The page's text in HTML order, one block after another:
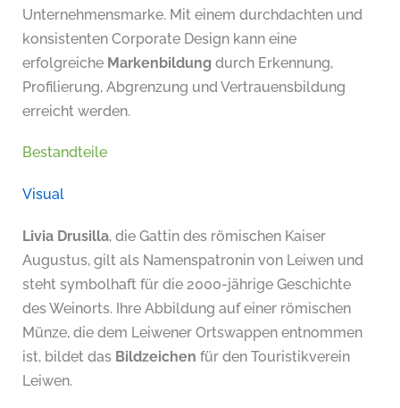
Unternehmensmarke. Mit einem durchdachten und
konsistenten Corporate Design kann eine
erfolgreiche Markenbildung durch Erkennung,
Profilierung, Abgrenzung und Vertrauensbildung
erreicht werden.
Bestandteile
Visual
Livia Drusilla, die Gattin des römischen Kaiser
Augustus, gilt als Namenspatronin von Leiwen und
steht symbolhaft für die 2000-jährige Geschichte
des Weinorts. Ihre Abbildung auf einer römischen
Münze, die dem Leiwener Ortswappen entnommen
ist, bildet das Bildzeichen für den Touristikverein
Leiwen.